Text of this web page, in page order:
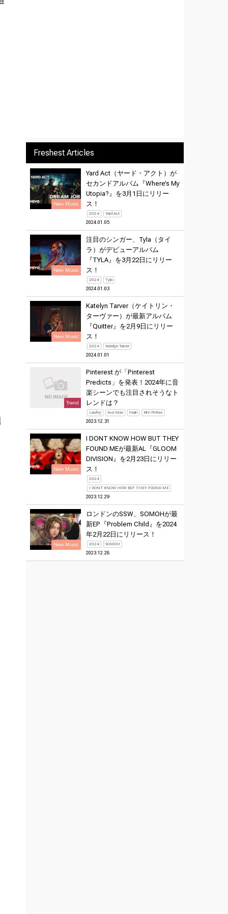
Freshest Articles
New Music
Yard Act（ヤード・アクト）が
セカンドアルバム『Where’s My
Utopia?』を3月1日にリリー
ス！
2024 Yard Act
2024.01.05
New Music
注目のシンガー、Tyla（タイ
ラ）がデビューアルバム
『TYLA』を3月22日にリリー
ス！
2024 Tyla
2024.01.03
New Music
Katelyn Tarver（ケイトリン・
ターヴァー）が最新アルバム
『Quitter』を2月9日にリリー
ス！
2024 Katelyn Tarver
2024.01.01
Trend
Pinterest が「Pinterest
Predicts」を発表！2024年に音
楽シーンでも注目されそうなト
レンドは？
Laufey Ava Max main Kim Petras
2023.12.31
New Music
I DONT KNOW HOW BUT THEY
FOUND MEが最新AL『GLOOM
DIVISION』を2月23日にリリー
ス！
2024
I DONT KNOW HOW BUT THEY FOUND ME
2023.12.29
New Music
ロンドンのSSW、SOMOHが最
新EP『Problem Child』を2024
年2月22日にリリース！
2024 SOMOH
2023.12.28